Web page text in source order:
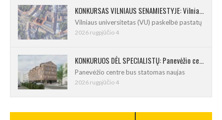
KONKURSAS VILNIAUS SENAMIESTYJE: Vilniaus universitetui reikia pedagogų rengimo centro
Vilniaus universitetas (VU) paskelbė pastatų
2026 rugpjūčio 4
KONKURUOS DĖL SPECIALISTŲ: Panevėžio centre iškils naujas 21 būsto namas
Panevėžio centre bus statomas naujas
2026 rugpjūčio 4